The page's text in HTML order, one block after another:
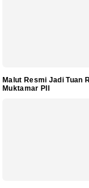
Malut Resmi Jadi Tuan
Muktamar PII